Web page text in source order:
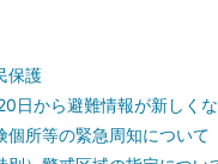
保護
日から避難情報が新しく
個所等の緊急周知について